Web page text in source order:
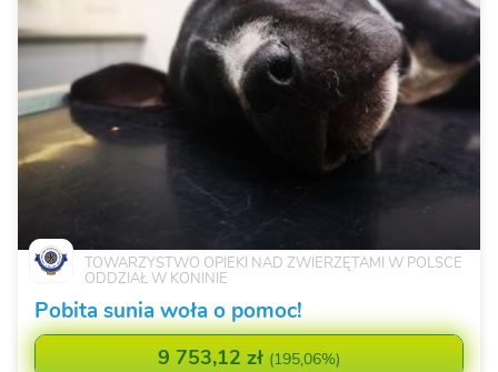
TOWARZYSTWO OPIEKI NAD ZWIERZĘTAMI W POLSCE
ODDZIAŁ W KONINIE
Pobita sunia woła o pomoc!
9 753,12 zł (195,06%)